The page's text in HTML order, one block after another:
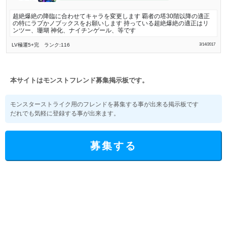
超絶爆絶の降臨に合わせてキャラを変更します 覇者の塔30階以降の適正
の特にラプかノブックスをお願いします 持っている超絶爆絶の適正はリ
ンツー、珊瑚 神化、ナイチンゲール、等です
LV極運5+完 ランク:116 3/14/2017
本サイトはモンストフレンド募集掲示板です。
モンスターストライク用のフレンドを募集する事が出来る掲示板です
だれでも気軽に登録する事が出来ます。
募集する